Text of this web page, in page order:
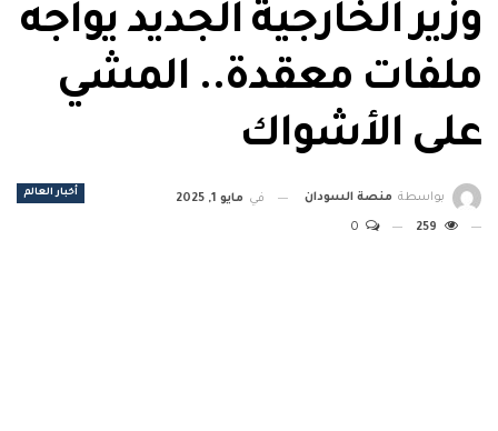
وزير الخارجية الجديد يواجه
ملفات معقدة.. المشي
على الأشواك
أخبار العالم بواسطة منصة السودان في مايو 1, 2025
259